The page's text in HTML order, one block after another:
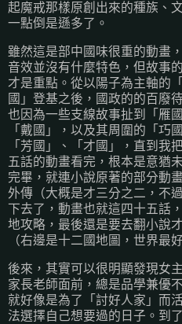
起魔戒那樣原創出來的種族、
一點倒是遜多了。
雖然這是部中國味很重的動畫
音效並沒有什麼特色，但故事
才是重點。從以陽子為主軸的
國」登基之後，國政的的百廢
也因為一些支線故事扯到「雁國
「戴國」，以及其周圍的「巧
「芳國」、「才國」，直到我
五話的動畫看完，根本是意猶
完畢，就連小說原著的部分動
外傳（大概是才三分之二，不
下去了，動畫也就這四十五話
地攻略，最後還是要去翻小說
（右邊是十二國地圖，世界最
後來，其實可以很明顯發現女
家長老師面前，總是品學兼優
就好像是為了「討好人家」而
法選擇自己想要過的日子。到